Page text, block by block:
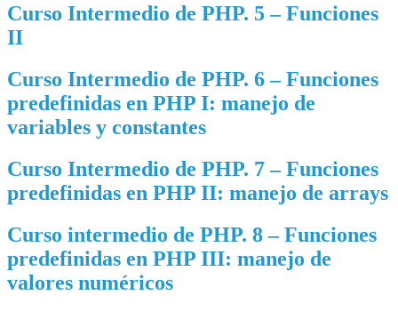
Curso Intermedio de PHP. 5 – Funciones
II
Curso Intermedio de PHP. 6 – Funciones
predefinidas en PHP I: manejo de
variables y constantes
Curso Intermedio de PHP. 7 – Funciones
predefinidas en PHP II: manejo de arrays
Curso intermedio de PHP. 8 – Funciones
predefinidas en PHP III: manejo de
valores numéricos